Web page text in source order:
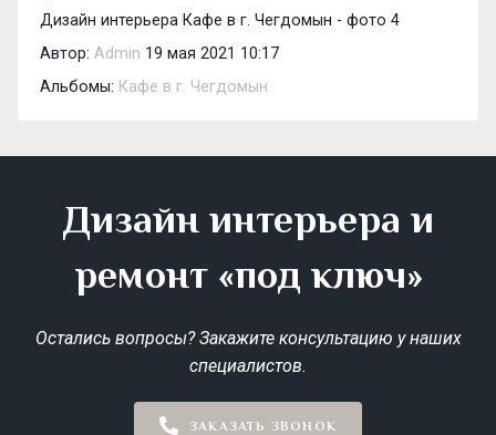
Дизайн интерьера Кафе в г. Чегдомын - фото 4
Автор: Admin 19 мая 2021 10:17
Альбомы: Кафе в г. Чегдомын
Дизайн интерьера и
ремонт «под ключ»
Остались вопросы? Закажите консультацию у наших
специалистов.
ЗАКАЗАТЬ ЗВОНОК